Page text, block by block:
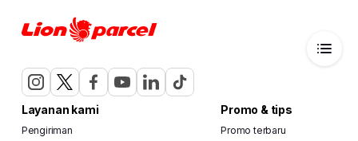
Layanan kami
Pengiriman
Promo & tips
Promo terbaru